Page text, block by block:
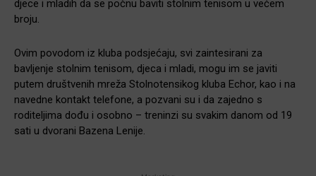
djece i mladih da se počnu baviti stolnim tenisom u većem
broju.
Ovim povodom iz kluba podsjećaju, svi zaintesirani za
bavljenje stolnim tenisom, djeca i mladi, mogu im se javiti
putem društvenih mreža Stolnotensikog kluba Echor, kao i na
navedne kontakt telefone, a pozvani su i da zajedno s
roditeljima dođu i osobno – treninzi su svakim danom od 19
sati u dvorani Bazena Lenije.